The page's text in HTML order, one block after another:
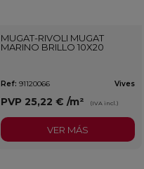
MUGAT-RIVOLI MUGAT
MARINO BRILLO 10X20
Ref: 91120066 Vives
PVP 25,22 € /m² (IVA incl.)
VER MÁS